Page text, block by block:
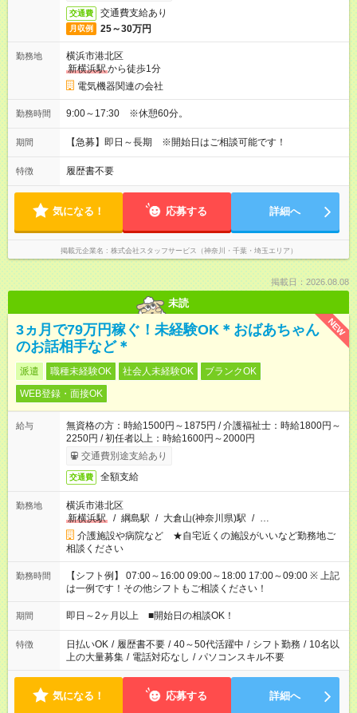
交通費 交通費支給あり
月収例 25～30万円
勤務地
横浜市港北区
新横浜駅から徒歩1分
電気機器関連の会社
勤務時間 9:00～17:30 ※休憩60分。
期間 【急募】即日～長期 ※開始日はご相談可能です！
特徴 履歴書不要
気になる！ 応募する 詳細へ
掲載元企業名 株式会社スタッフサービス（神奈川・千葉・埼玉エリア）
掲載日：2026.08.08
未読
NEW
3ヵ月で79万円稼ぐ！未経験OK＊おばあちゃん
のお話相手など＊
派遣 職種未経験OK 社会人未経験OK
ブランクOK
WEB登録・面接OK
給与
無資格の方：時給1500円～1875円 / 介護福祉士：時給1800円～
2250円 / 初任者以上：時給1600円～2000円
交通費別途支給あり
交通費 全額支給
勤務地
横浜市港北区
新横浜駅
/ 綱島駅 / 大倉山(神奈川県)駅 / …
介護施設や病院など ★自宅近くの施設がいいなど勤務地ご
相談ください
勤務時間
【シフト例】 07:00～16:00 09:00～18:00 17:00～09:00 ※ 上記
は一例です！その他シフトもご相談ください！
期間 即日～2ヶ月以上 ■開始日の相談OK！
特徴 日払いOK / 履歴書不要 / 40～50代活躍中 / シフト勤務 / 10名以
上の大量募集 / 電話対応なし / パソコンスキル不要
気になる！ 応募する 詳細へ